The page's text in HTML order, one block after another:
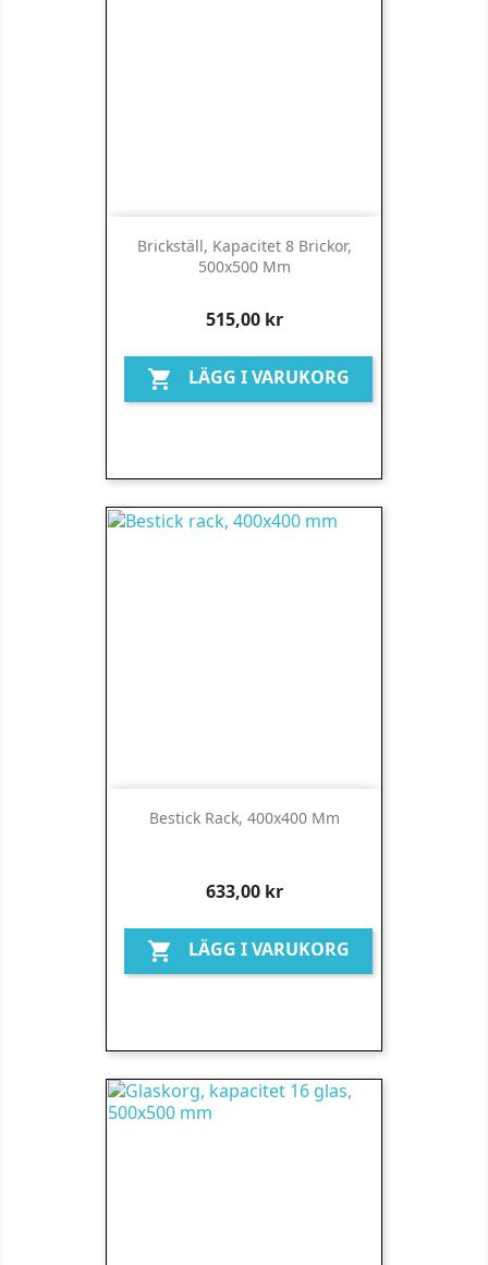
Brickställ, Kapacitet 8 Brickor,
500x500 Mm
Pris
515,00 kr
 LÄGG I VARUKORG
Bestick Rack, 400x400 Mm
Pris
633,00 kr
 LÄGG I VARUKORG